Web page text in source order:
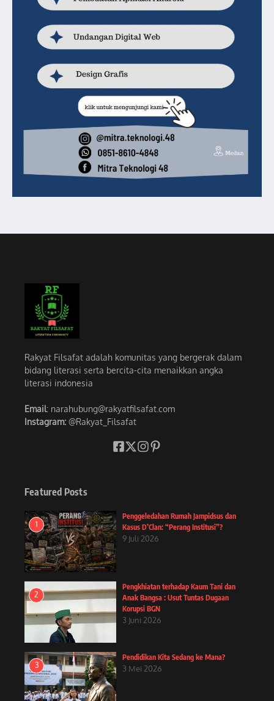
Rakyat Filsafat adalah komunitas yang bergerak dalam
bidang literasi serta bercita-cita menaikkan angka
literasi indonesia
Email: narahubung@rakyatfilsafat.com
Instagram: @Rakyat_Filsafat
Featured Posts
1
Penggeledahan Rumah Jampidsus dan
Kasus D’Clan: “Perang Institusi”?
9 Juli 2026
2
Pengkhiatan terhadap Kaum Tani dan
Anak Bangsa : Usut Tuntas Dugaan
Korupsi BGN
3 Juni 2026
3
Pendidikan Kita Sedang ke Mana?
3 Mei 2026